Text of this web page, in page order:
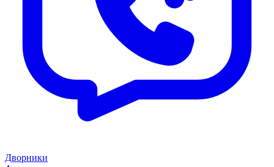
Дворники